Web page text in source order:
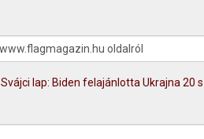
Svájci lap: Biden felajánlotta Ukrajna 20